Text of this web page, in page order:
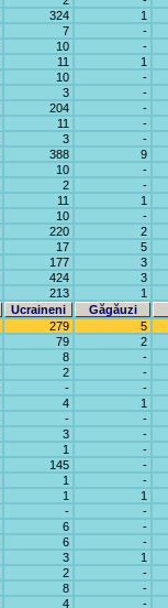
324
1
7
-
10
-
11
1
10
-
3
-
204
-
11
-
3
-
388
9
10
-
2
-
11
1
10
-
220
2
17
5
177
3
424
3
213
1
Ucraineni
Găgăuzi
279
5
79
2
8
-
2
-
-
-
4
1
-
-
3
-
1
-
145
-
1
-
1
1
-
-
6
-
6
-
3
1
2
-
8
-
4 -